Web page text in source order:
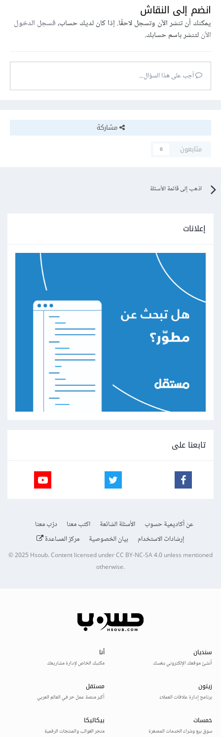
انضم إلى النقاش
يمكنك أن تنشر الآن وتسجل لاحقًا. إذا كان لديك حساب،فسجل الدخول
الآنلتنشر باسم حسابك.
أجب على هذا السؤال...
مشاركة
متابعون
0
اذهب إلى قائمة الأسئلة
إعلانات
تابعنا على
عن أكاديمية حسوب الأسئلة الشائعة اكتب معنا
درّب معنا
إرشادات الاستخدام
بيان الخصوصية مركز المساعدة
© 2025Hsoub.Content licensed underCC BY-NC-SA 4.0unless mentioned
otherwise.